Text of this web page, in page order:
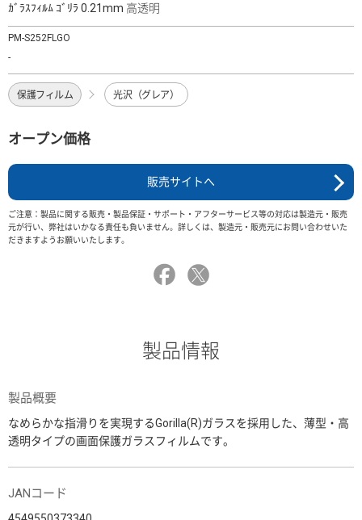
ｶﾞﾗｽﾌｨﾙﾑ ｺﾞﾘﾗ 0.21mm 高透明
PM-S252FLGO
-
保護フィルム 光沢（グレア）
オープン価格
販売サイトへ
ご注意：製品に関する販売・製品保証・サポート・アフターサービス等の対応は製造元・販売
元が行い、弊社はいかなる責任も負いません。詳しくは、製造元・販売元にお問い合わせいた
だきますようお願いいたします。
製品情報
製品概要
なめらかな指滑りを実現するGorilla(R)ガラスを採用した、薄型・高
透明タイプの画面保護ガラスフィルムです。
JANコード